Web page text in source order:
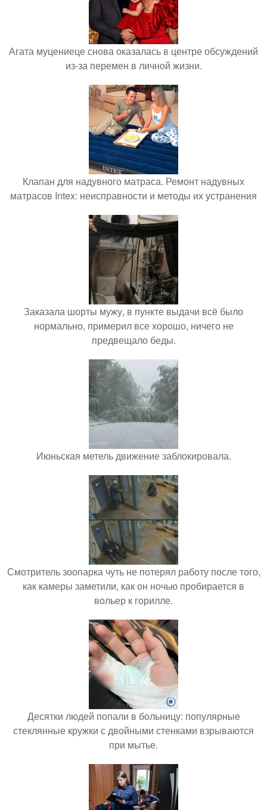
Агата муцениеце снова оказалась в центре обсуждений
из-за перемен в личной жизни.
Клапан для надувного матраса. Ремонт надувных
матрасов Intex: неисправности и методы их устранения
Заказала шорты мужу, в пункте выдачи всё было
нормально, примерил все хорошо, ничего не
предвещало беды.
Июньская метель движение заблокировала.
Смотритель зоопарка чуть не потерял работу после того,
как камеры заметили, как он ночью пробирается в
вольер к горилле.
Десятки людей попали в больницу: популярные
стеклянные кружки с двойными стенками взрываются
при мытье.